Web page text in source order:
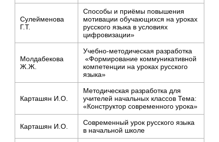
Сулейменова
Г.Т.
Способы и приёмы повышения
мотивации обучающихся на уроках
русского языка в условиях
цифровизации»
Молдабекова
Ж.Ж.
Учебно-методическая разработка
«Формирование коммуникативной
компетенции на уроках русского
языка»
Карташян И.О.
Методическая разработка для
учителей начальных классов Тема:
«Конструктор современного урока»
Карташян И.О.
Современный урок русского языка
в начальной школе